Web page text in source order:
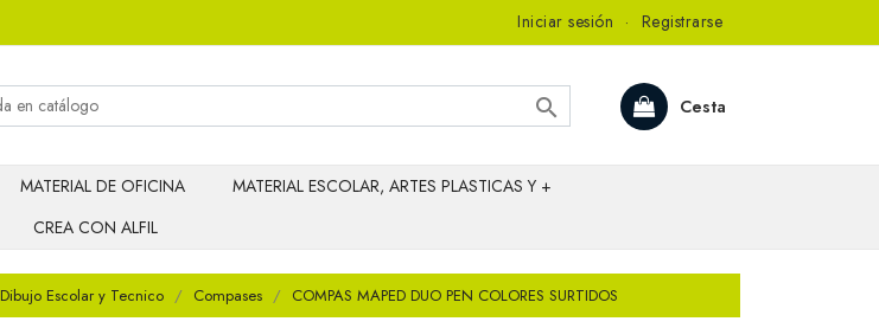
Iniciar sesión · Registrarse
Cesta

MATERIAL DE OFICINA
MATERIAL ESCOLAR, ARTES PLASTICAS Y +
CREA CON ALFIL
Dibujo Escolar y Tecnico Compases COMPAS MAPED DUO PEN COLORES SURTIDOS